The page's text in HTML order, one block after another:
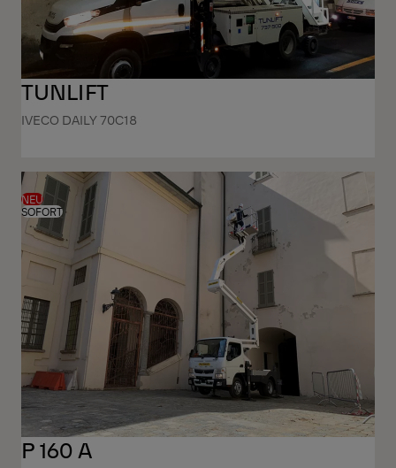
TUNLIFT
IVECO DAILY 70C18
NEU
SOFORT
P 160 A